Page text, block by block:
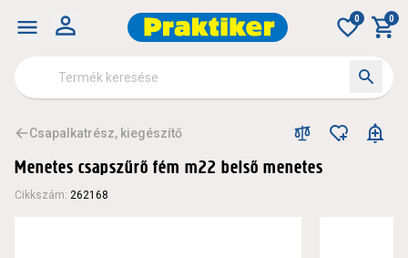
0 0
Csapalkatrész, kiegészítő
Menetes csapszűrő fém m22 belső menetes
Cikkszám: 262168